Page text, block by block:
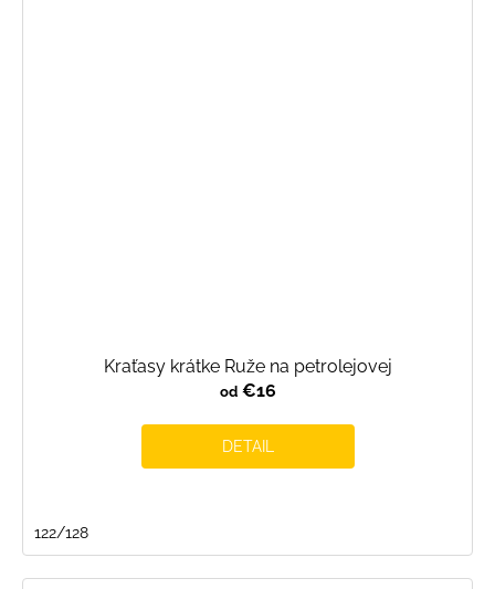
Kraťasy krátke Ruže na petrolejovej
od€16
DETAIL
122/128